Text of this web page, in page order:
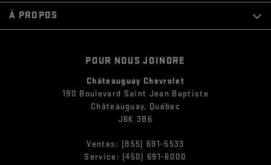
POUR NOUS JOINDRE
Châteauguay Chevrolet
190 Boulevard Saint Jean Baptiste
Châteauguay, Québec
J6K 3B6
Ventes: (855) 691-5533
Service: (450) 691-6000
À PROPOS